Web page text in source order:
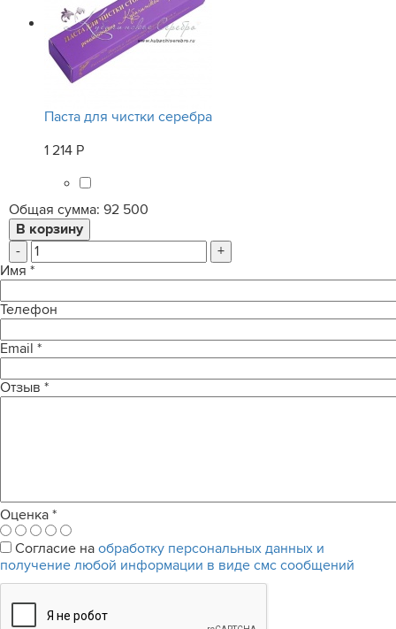
Паста для чистки серебра
1 214 Р
Общая сумма: 92 500
-
+
Имя *
Телефон
Email *
Отзыв *
Оценка *
Согласие на обработку персональных данных и
получение любой информации в виде смс сообщений